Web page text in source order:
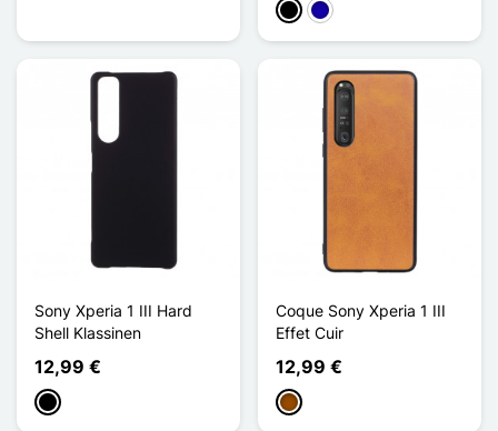
MustaBleu Foncé
Sony Xperia 1 III Hard
Shell Klassinen
12,99 €
Musta
Coque Sony Xperia 1 III
Effet Cuir
12,99 €
Ruskea